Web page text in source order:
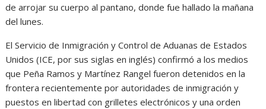
de arrojar su cuerpo al pantano, donde fue hallado la mañana
del lunes.
El Servicio de Inmigración y Control de Aduanas de Estados
Unidos (ICE, por sus siglas en inglés) confirmó a los medios
que Peña Ramos y Martínez Rangel fueron detenidos en la
frontera recientemente por autoridades de inmigración y
puestos en libertad con grilletes electrónicos y una orden